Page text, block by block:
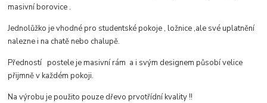
masivní borovice .
Jednolůžko je vhodné pro studentské pokoje , ložnice ,ale své uplatnění
nalezne i na chatě nebo chalupě.
Předností postele je masivní rám a i svým designem působí velice
přijmně v každém pokoji.
Na výrobu je použito pouze dřevo prvotřídní kvality !!